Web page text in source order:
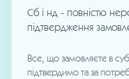
Сб і нд - повністю
підтвердження
Все, що замовляєте в
підтвердимо та за